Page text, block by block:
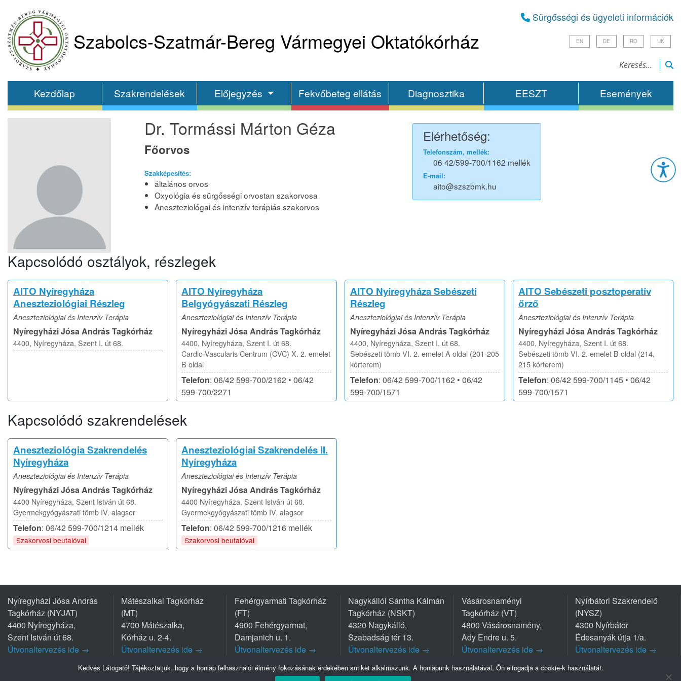
Szabolcs-Szatmár-Bereg Vármegyei Oktatókórház
Sürgősségi és ügyeleti információk
EN DE RO UK
Kezdőlap Szakrendelések Előjegyzés Fekvőbeteg ellátás Diagnosztika EESZT Események
Dr. Tormássi Márton Géza
Főorvos
Szakképesítés:
általános orvos
Oxyológia és sürgősségi orvostan szakorvosa
Aneszteziológai és intenzív terápiás szakorvos
Elérhetőség:
Telefonszám, mellék:
06 42/599-700/1162 mellék
E-mail:
aito@szszbmk.hu
Kapcsolódó osztályok, részlegek
AITO Nyíregyháza
Aneszteziológiai Részleg
Aneszteziológiai és Intenzív Terápia
Nyíregyházi Jósa András Tagkórház
4400, Nyíregyháza, Szent I. út 68.
AITO Nyíregyháza
Belgyógyászati Részleg
Aneszteziológiai és Intenzív Terápia
Nyíregyházi Jósa András Tagkórház
4400, Nyíregyháza, Szent I. út 68.
Cardio-Vascularis Centrum (CVC) X. 2. emelet
B oldal
Telefon: 06/42 599-700/2162 • 06/42
599-700/2271
AITO Nyíregyháza Sebészeti
Részleg
Aneszteziológiai és Intenzív Terápia
Nyíregyházi Jósa András Tagkórház
4400, Nyíregyháza, Szent I. út 68.
Sebészeti tömb VI. 2. emelet A oldal (201-205
kórterem)
Telefon: 06/42 599-700/1162 • 06/42
599-700/1571
AITO Sebészeti posztoperatív
őrző
Aneszteziológiai és Intenzív Terápia
Nyíregyházi Jósa András Tagkórház
4400, Nyíregyháza, Szent I. út 68.
Sebészeti tömb VI. 2. emelet B oldal (214,
215 kórterem)
Telefon: 06/42 599-700/1145 • 06/42
599-700/1571
Kapcsolódó szakrendelések
Aneszteziológia Szakrendelés
Nyíregyháza
Aneszteziológiai és Intenzív Terápia
Nyíregyházi Jósa András Tagkórház
4400 Nyíregyháza, Szent István út 68.
Gyermekgyógyászati tömb IV. alagsor
Telefon: 06/42 599-700/1214 mellék
Szakorvosi beutalóval
Aneszteziológiai Szakrendelés II.
Nyíregyháza
Aneszteziológiai és Intenzív Terápia
Nyíregyházi Jósa András Tagkórház
4400 Nyíregyháza, Szent István út 68.
Gyermekgyógyászati tömb IV. alagsor
Telefon: 06/42 599-700/1216 mellék
Szakorvosi beutalóval
Nyíregyházi Jósa András
Tagkórház (NYJAT)
4400 Nyíregyháza,
Szent István út 68.
Útvonaltervezés ide →
Mátészalkai Tagkórház
(MT)
4700 Mátészalka,
Kórház u. 2-4.
Útvonaltervezés ide →
Fehérgyarmati Tagkórház
(FT)
4900 Fehérgyarmat,
Damjanich u. 1.
Útvonaltervezés ide →
Nagykállói Sántha Kálmán
Tagkórház (NSKT)
4320 Nagykálló,
Szabadság tér 13.
Útvonaltervezés ide →
Vásárosnaményi
Tagkórház (VT)
4800 Vásárosnamény,
Ady Endre u. 5.
Útvonaltervezés ide →
Tel.: +36 45/570-770
Nyírbátori Szakrendelő
(NYSZ)
4300 Nyírbátor
Édesanyák útja 1/a.
Útvonaltervezés ide →
Kedves Látogató! Tájékoztatjuk, hogy a honlap felhasználói élmény fokozásának érdekében sütiket alkalmazunk. A honlapunk használatával, Ön elfogadja a cookie-k használatát.